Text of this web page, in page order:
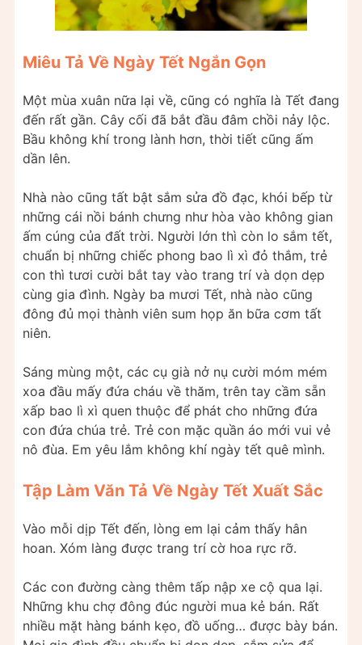
Miêu Tả Về Ngày Tết Ngắn Gọn
Một mùa xuân nữa lại về, cũng có nghĩa là Tết đang
đến rất gần. Cây cối đã bắt đầu đâm chồi nảy lộc.
Bầu không khí trong lành hơn, thời tiết cũng ấm
dần lên.
Nhà nào cũng tất bật sắm sửa đồ đạc, khói bếp từ
những cái nồi bánh chưng như hòa vào không gian
ấm cúng của đất trời. Người lớn thì còn lo sắm tết,
chuẩn bị những chiếc phong bao lì xì đỏ thắm, trẻ
con thì tươi cười bắt tay vào trang trí và dọn dẹp
cùng gia đình. Ngày ba mươi Tết, nhà nào cũng
đông đủ mọi thành viên sum họp ăn bữa cơm tất
niên.
Sáng mùng một, các cụ già nở nụ cười móm mém
xoa đầu mấy đứa cháu về thăm, trên tay cầm sẵn
xấp bao lì xì quen thuộc để phát cho những đứa
con đứa chúa trẻ. Trẻ con mặc quần áo mới vui vẻ
nô đùa. Em yêu lắm không khí ngày tết quê mình.
Tập Làm Văn Tả Về Ngày Tết Xuất Sắc
Vào mỗi dịp Tết đến, lòng em lại cảm thấy hân
hoan. Xóm làng được trang trí cờ hoa rực rỡ.
Các con đường càng thêm tấp nập xe cộ qua lại.
Những khu chợ đông đúc người mua kẻ bán. Rất
nhiều mặt hàng bánh kẹo, đồ uống… được bày bán.